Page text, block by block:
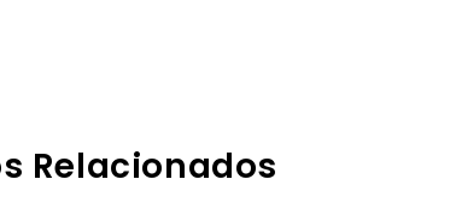
Relacionados